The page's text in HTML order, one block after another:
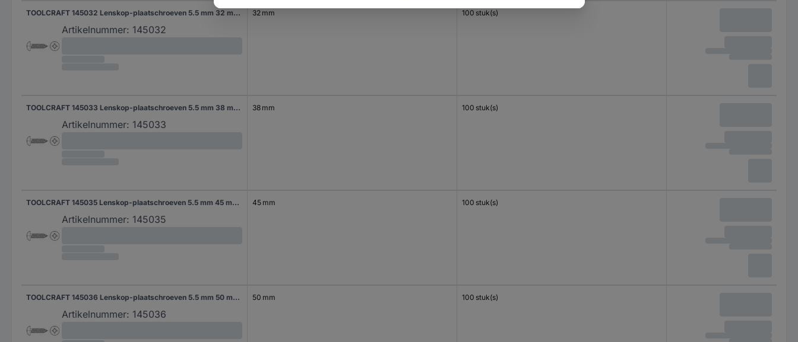
TOOLCRAFT 145032 Lenskop-plaatschroeven 5.5 mm 32 mm Kruiskop Phillips DIN 7981 Staal Galvanisch verzinkt 100 stuk(s)
Artikelnummer: 145032
32 mm 100 stuk(s)
TOOLCRAFT 145033 Lenskop-plaatschroeven 5.5 mm 38 mm Kruiskop Phillips DIN 7981 Staal Galvanisch verzinkt 100 stuk(s)
Artikelnummer: 145033
38 mm 100 stuk(s)
TOOLCRAFT 145035 Lenskop-plaatschroeven 5.5 mm 45 mm Kruiskop Phillips DIN 7981 Staal Galvanisch verzinkt 100 stuk(s)
Artikelnummer: 145035
45 mm 100 stuk(s)
TOOLCRAFT 145036 Lenskop-plaatschroeven 5.5 mm 50 mm Kruiskop Phillips DIN 7981 Staal Galvanisch verzinkt 100 stuk(s)
Artikelnummer: 145036
50 mm 100 stuk(s)